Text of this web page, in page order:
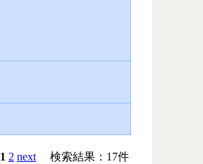
1 2 next 検索結果：17件